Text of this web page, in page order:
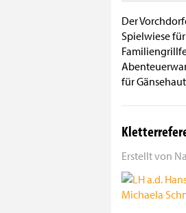
Der
Spielwiese
für
Erstellt von